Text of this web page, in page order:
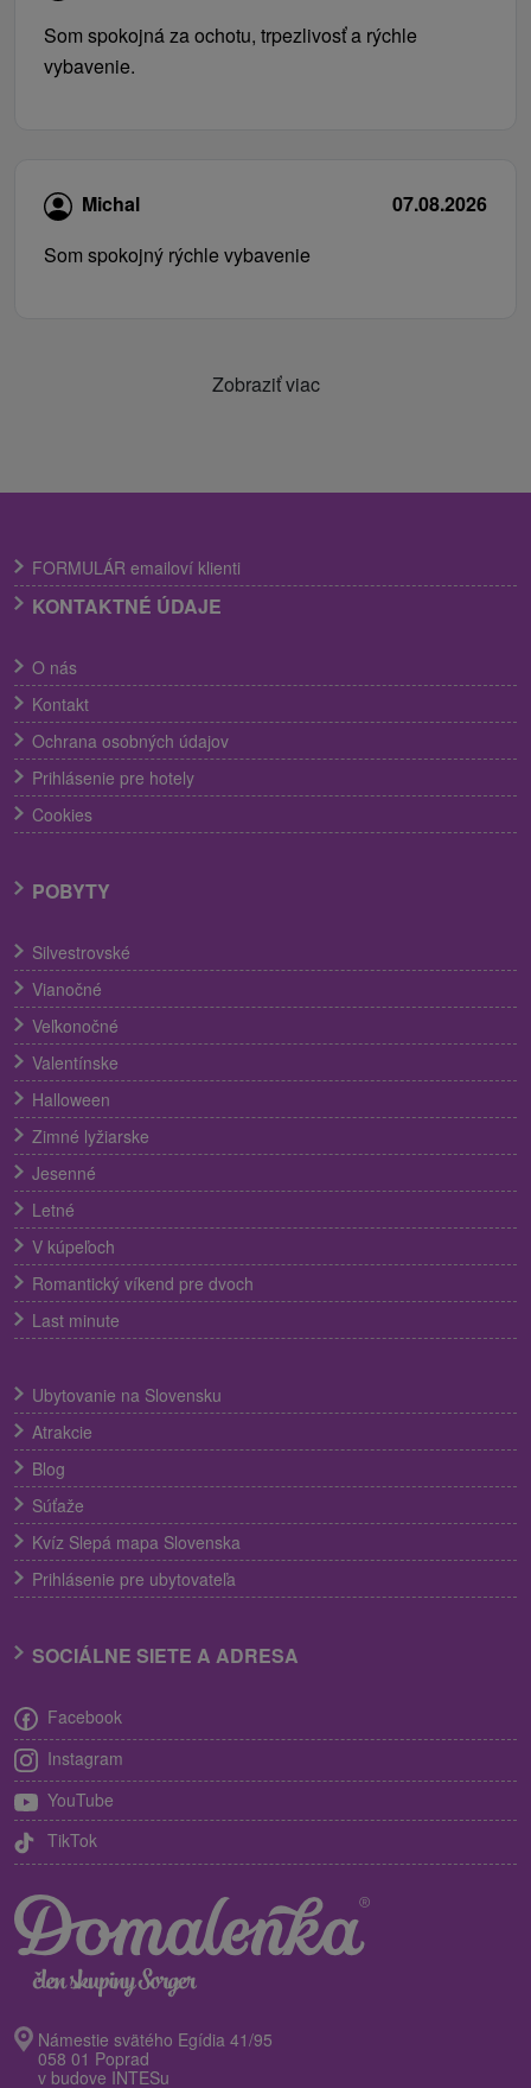
Som spokojná za ochotu, trpezlivosť a rýchle
vybavenie.
Michal
07.08.2026
Som spokojný rýchle vybavenie
Zobraziť viac
FORMULÁR emailoví klienti
KONTAKTNÉ ÚDAJE
O nás
Kontakt
Ochrana osobných údajov
Prihlásenie pre hotely
Cookies
POBYTY
Silvestrovské
Vianočné
Veľkonočné
Valentínske
Halloween
Zimné lyžiarske
Jesenné
Letné
V kúpeľoch
Romantický víkend pre dvoch
Last minute
Ubytovanie na Slovensku
Atrakcie
Blog
Súťaže
Kvíz Slepá mapa Slovenska
Prihlásenie pre ubytovateľa
SOCIÁLNE SIETE A ADRESA
Facebook
Instagram
YouTube
TikTok
Námestie svätého Egídia 41/95
058 01 Poprad
v budove INTESu